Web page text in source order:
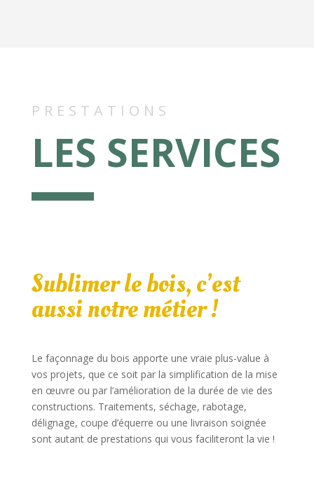
PRESTATIONS
LES SERVICES
Sublimer le bois, c’est
aussi notre métier !
Le façonnage du bois apporte une vraie plus-value à
vos projets, que ce soit par la simplification de la mise
en œuvre ou par l’amélioration de la durée de vie des
constructions. Traitements, séchage, rabotage,
délignage, coupe d’équerre ou une livraison soignée
sont autant de prestations qui vous faciliteront la vie !